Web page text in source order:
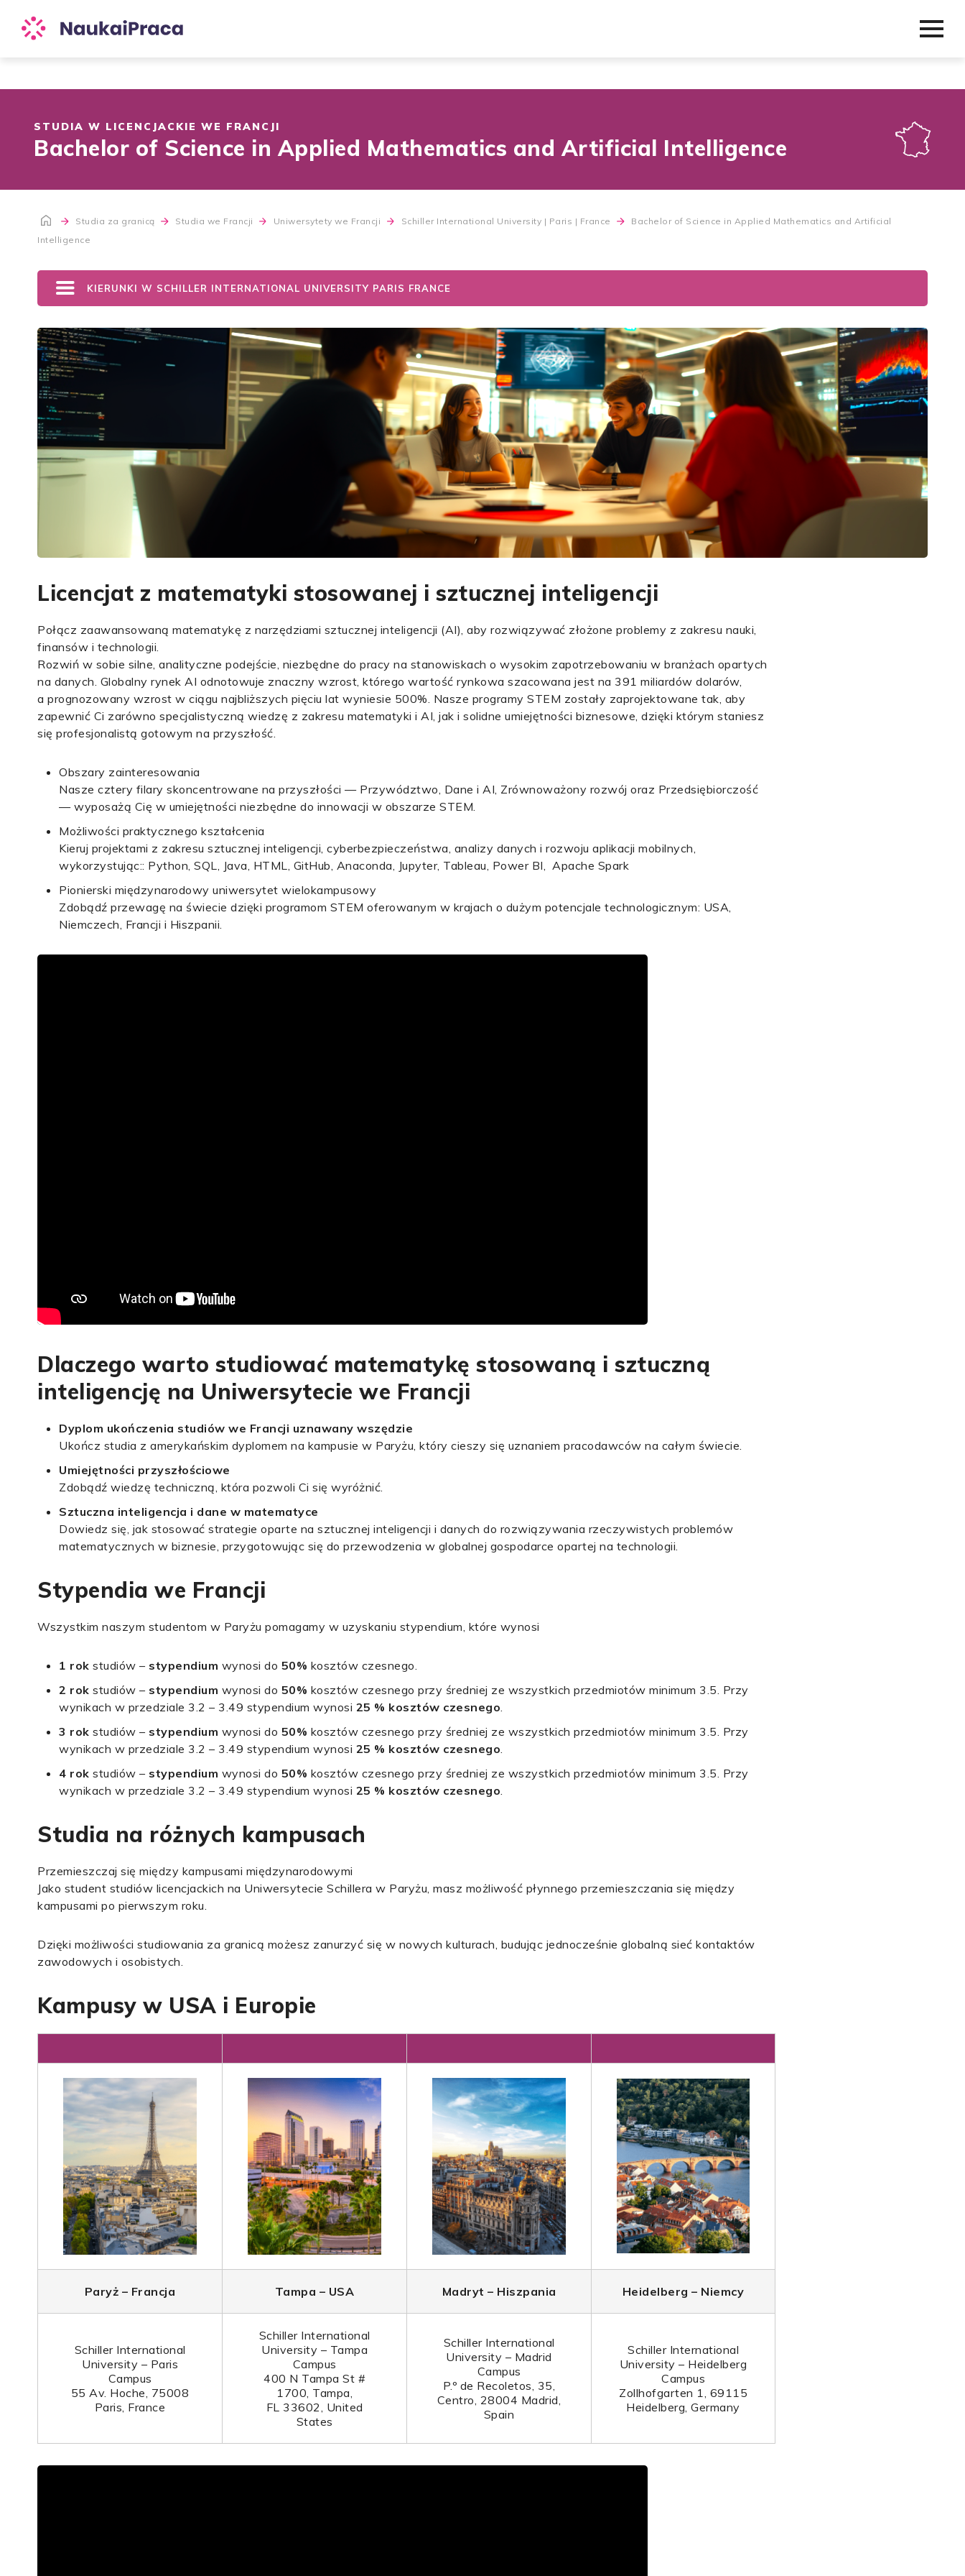
STUDIA W LICENCJACKIE WE FRANCJI
Bachelor of Science in Applied Mathematics and Artificial Intelligence
Studia za granicą Studia we Francji Uniwersytety we Francji Schiller International University | Paris | France
Bachelor of Science in Applied Mathematics and Artificial
Intelligence
KIERUNKI W SCHILLER INTERNATIONAL UNIVERSITY PARIS FRANCE
Licencjat z matematyki stosowanej i sztucznej inteligencji
Połącz zaawansowaną matematykę z narzędziami sztucznej inteligencji (AI), aby rozwiązywać złożone problemy z zakresu nauki,
finansów i technologii.
Rozwiń w sobie silne, analityczne podejście, niezbędne do pracy na stanowiskach o wysokim zapotrzebowaniu w branżach opartych
na danych. Globalny rynek AI odnotowuje znaczny wzrost, którego wartość rynkowa szacowana jest na 391 miliardów dolarów,
a prognozowany wzrost w ciągu najbliższych pięciu lat wyniesie 500%. Nasze programy STEM zostały zaprojektowane tak, aby
zapewnić Ci zarówno specjalistyczną wiedzę z zakresu matematyki i AI, jak i solidne umiejętności biznesowe, dzięki którym staniesz
się profesjonalistą gotowym na przyszłość.
Obszary zainteresowania
Nasze cztery filary skoncentrowane na przyszłości — Przywództwo, Dane i AI, Zrównoważony rozwój oraz Przedsiębiorczość
— wyposażą Cię w umiejętności niezbędne do innowacji w obszarze STEM.
Możliwości praktycznego kształcenia
Kieruj projektami z zakresu sztucznej inteligencji, cyberbezpieczeństwa, analizy danych i rozwoju aplikacji mobilnych,
wykorzystując:: Python, SQL, Java, HTML, GitHub, Anaconda, Jupyter, Tableau, Power BI, Apache Spark
Pionierski międzynarodowy uniwersytet wielokampusowy
Zdobądź przewagę na świecie dzięki programom STEM oferowanym w krajach o dużym potencjale technologicznym: USA,
Niemczech, Francji i Hiszpanii.
Dlaczego warto studiować matematykę stosowaną i sztuczną
inteligencję na Uniwersytecie we Francji
Dyplom ukończenia studiów we Francji uznawany wszędzie
Ukończ studia z amerykańskim dyplomem na kampusie w Paryżu, który cieszy się uznaniem pracodawców na całym świecie.
Umiejętności przyszłościowe
Zdobądź wiedzę techniczną, która pozwoli Ci się wyróżnić.
Sztuczna inteligencja i dane w matematyce
Dowiedz się, jak stosować strategie oparte na sztucznej inteligencji i danych do rozwiązywania rzeczywistych problemów
matematycznych w biznesie, przygotowując się do przewodzenia w globalnej gospodarce opartej na technologii.
Stypendia we Francji
Wszystkim naszym studentom w Paryżu pomagamy w uzyskaniu stypendium, które wynosi
1 rok studiów – stypendium wynosi do 50% kosztów czesnego.
2 rok studiów – stypendium wynosi do 50% kosztów czesnego przy średniej ze wszystkich przedmiotów minimum 3.5. Przy
wynikach w przedziale 3.2 – 3.49 stypendium wynosi 25 % kosztów czesnego.
3 rok studiów – stypendium wynosi do 50% kosztów czesnego przy średniej ze wszystkich przedmiotów minimum 3.5. Przy
wynikach w przedziale 3.2 – 3.49 stypendium wynosi 25 % kosztów czesnego.
4 rok studiów – stypendium wynosi do 50% kosztów czesnego przy średniej ze wszystkich przedmiotów minimum 3.5. Przy
wynikach w przedziale 3.2 – 3.49 stypendium wynosi 25 % kosztów czesnego.
Studia na różnych kampusach
Przemieszczaj się między kampusami międzynarodowymi
Jako student studiów licencjackich na Uniwersytecie Schillera w Paryżu, masz możliwość płynnego przemieszczania się między
kampusami po pierwszym roku.
Dzięki możliwości studiowania za granicą możesz zanurzyć się w nowych kulturach, budując jednocześnie globalną sieć kontaktów
zawodowych i osobistych.
Kampusy w USA i Europie
Paryż – Francja Tampa – USA Madryt – Hiszpania Heidelberg – Niemcy
Schiller International
University – Paris
Campus
55 Av. Hoche, 75008
Paris, France
Schiller International
University – Tampa
Campus
400 N Tampa St #
1700, Tampa,
FL 33602, United
States
Schiller International
University – Madrid
Campus
P.º de Recoletos, 35,
Centro, 28004 Madrid,
Spain
Schiller International
University – Heidelberg
Campus
Zollhofgarten 1, 69115
Heidelberg, Germany